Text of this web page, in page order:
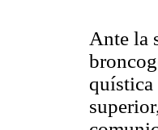
Ante la
quística